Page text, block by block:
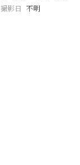
撮影日 不明